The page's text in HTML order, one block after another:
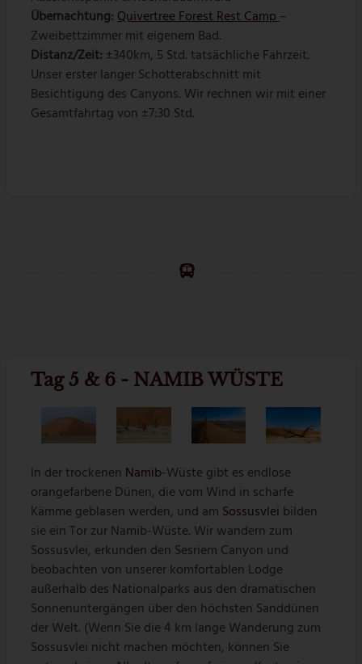
Übernachtung:Quivertree Forest Rest Camp–
Zweibettzimmer mit eigenem Bad.
Distanz/Zeit: ±340km, 5 Std. tatsächliche Fahrzeit.
Unser erster langer Schotterabschnitt mit
Besichtigung des Canyons. Wir rechnen wir mit einer
Gesamtfahrtag von ±7:30 Std.
Tag 5 & 6 - NAMIB WÜSTE
In der trockenen Namib-Wüste gibt es endlose
orangefarbene Dünen, die vom Wind in scharfe
Kämme geblasen werden, und am Sossusvlei bilden
sie ein Tor zur Namib-Wüste. Wir wandern zum
Sossusvlei, erkunden den Sesriem Canyon und
beobachten von unserer komfortablen Lodge
außerhalb des Nationalparks aus den dramatischen
Sonnenuntergängen über den höchsten Sanddünen
der Welt. (Wenn Sie die 4 km lange Wanderung zum
Sossusvlei nicht machen möchten, können Sie